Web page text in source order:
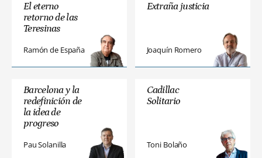
El eterno
retorno de las
Teresinas
Ramón de España
Extraña justicia
Joaquín Romero
Barcelona y la
redefinición de
la idea de
progreso
Pau Solanilla
Cadillac
Solitario
Toni Bolaño